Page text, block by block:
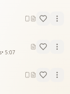
• 5:07